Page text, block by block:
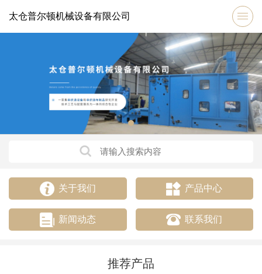
太仓普尔顿机械设备有限公司
关于我们 产品中心
新闻动态 联系我们
推荐产品